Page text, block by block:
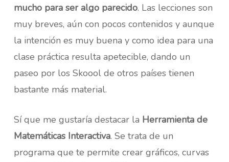
mucho para ser algo parecido. Las lecciones son
muy breves, aún con pocos contenidos y aunque
la intención es muy buena y como idea para una
clase práctica resulta apetecible, dando un
paseo por los Skoool de otros países tienen
bastante más material.
Sí que me gustaría destacar la Herramienta de
Matemáticas Interactiva. Se trata de un
programa que te permite crear gráficos, curvas